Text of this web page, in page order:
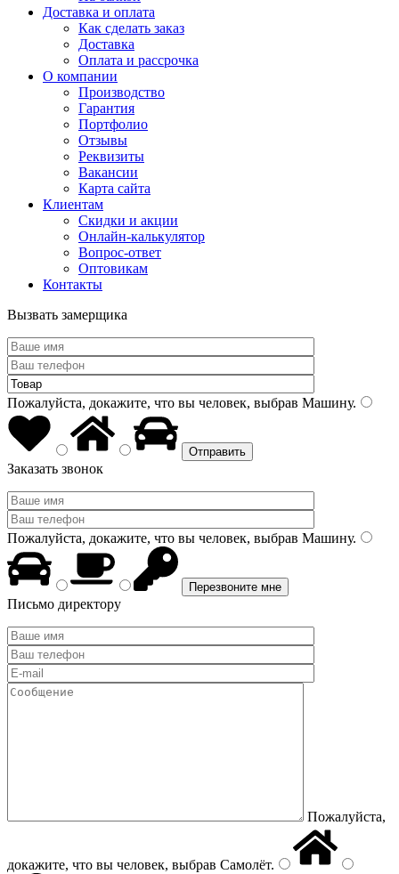
Доставка и оплата
Как сделать заказ
Доставка
Оплата и рассрочка
О компании
Производство
Гарантия
Портфолио
Отзывы
Реквизиты
Вакансии
Карта сайта
Клиентам
Скидки и акции
Онлайн-калькулятор
Вопрос-ответ
Оптовикам
Контакты
Вызвать замерщика
Пожалуйста, докажите, что вы человек, выбрав Машину.
Заказать звонок
Пожалуйста, докажите, что вы человек, выбрав Машину.
Письмо директору
Пожалуйста,
докажите, что вы человек, выбрав Самолёт.